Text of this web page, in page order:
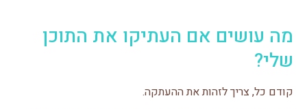
מה עושים אם העתיקו את התוכן
שלי?
קודם כל, צריך לזהות את ההעתקה.